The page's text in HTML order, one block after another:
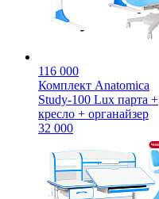
116 000
Комплект Anatomica
Study-100 Lux парта +
кресло + органайзер
32 000